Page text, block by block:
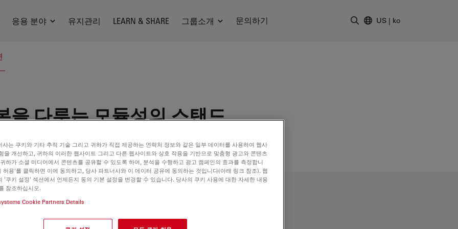
응용 분야 유지관리 LEARN & SHARE 그룹소개 문의하기 US | ko
을 다루는 모듈성의 스탠드
사는 쿠키와 기타 추적 기술 그리고 귀하가 직접 제공하는 연락처 정보와 같은 일부 데이터를 사용하여 웹사
을 개선하고, 귀하의 이러한 웹사이트 그리고 다른 웹사이트와 상호 작용을 기반으로 맞춤형 광고와 콘텐츠
하가 소셜 미디어에서 콘텐츠를 공유할 수 있도록 하여, 분석을 수행하고 광고 캠페인의 효과를 측정합니
허용'를 클릭하면 이에 동의하고, 당사 파트너사와 이 데이터 공유에 동의하는 것입니다(아래 링크 참조). 웹
'쿠키 설정' 섹션에서 언제든지 동의 기본 설정을 변경할 수 있습니다. 당사의 쿠키 사용에 대한 자세한 내용
참조하십시오.
Cookie Partners Details